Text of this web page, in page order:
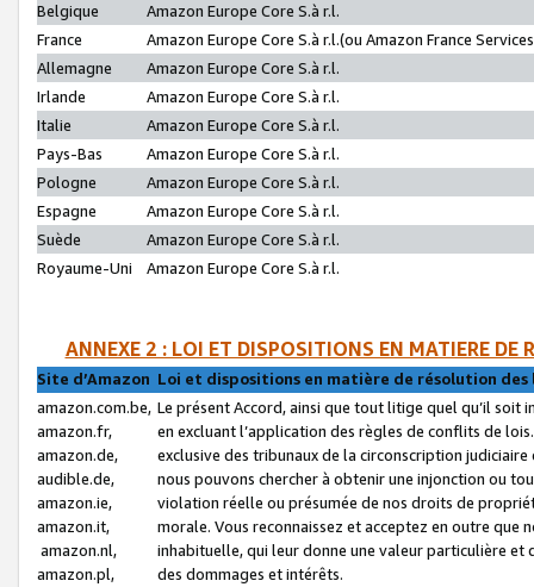
Belgique
Amazon Europe Core S.à r.l.
France
Amazon Europe Core S.à r.l.(ou Amazon France
Allemagne
Amazon Europe Core S.à r.l.
Irlande
Amazon Europe Core S.à r.l.
Italie
Amazon Europe Core S.à r.l.
Pays-Bas
Amazon Europe Core S.à r.l.
Pologne
Amazon Europe Core S.à r.l.
Espagne
Amazon Europe Core S.à r.l.
Suède
Amazon Europe Core S.à r.l.
Royaume-Uni
Amazon Europe Core S.à r.l.
ANNEXE 2 : LOI ET DISPOSITIONS EN MATIERE DE
Site d’Amazon Loi et dispositions en matière de résolution
amazon.com.be,
amazon.fr,
amazon.de,
audible.de,
amazon.ie,
amazon.it,
amazon.nl,
amazon.pl,
Le présent Accord, ainsi que tout litige quel qu’il soit
en excluant l’application des règles de conflits de
exclusive des tribunaux de la circonscription
nous pouvons chercher à obtenir une injonction ou
violation réelle ou présumée de nos droits de
morale. Vous reconnaissez et acceptez en outre que
inhabituelle, qui leur donne une valeur particulière
des dommages et intérêts.